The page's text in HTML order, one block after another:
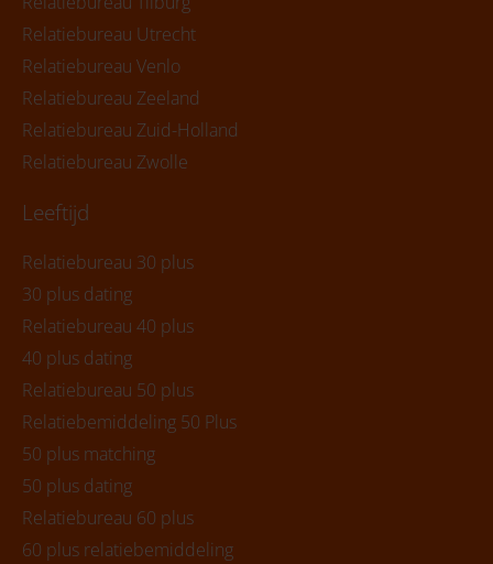
Relatiebureau Utrecht
Relatiebureau Venlo
Relatiebureau Zeeland
Relatiebureau Zuid-Holland
Relatiebureau Zwolle
Leeftijd
Relatiebureau 30 plus
30 plus dating
Relatiebureau 40 plus
40 plus dating
Relatiebureau 50 plus
Relatiebemiddeling 50 Plus
50 plus matching
50 plus dating
Relatiebureau 60 plus
60 plus relatiebemiddeling